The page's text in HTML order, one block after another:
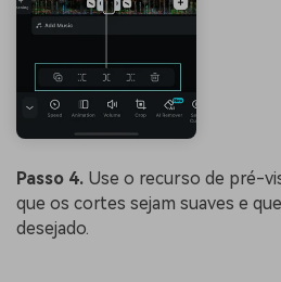
Passo 4. Use o recurso de pré-
que os cortes sejam suaves e
desejado.